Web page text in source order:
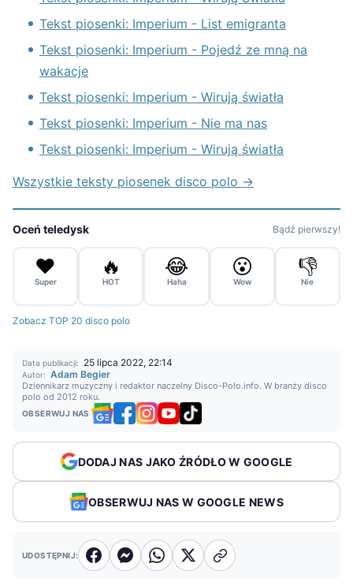
Tekst piosenki: Imperium - List emigranta
Tekst piosenki: Imperium - Pojedź ze mną na
wakacje
Tekst piosenki: Imperium - Wirują światła
Tekst piosenki: Imperium - Nie ma nas
Tekst piosenki: Imperium - Wirują światła
Wszystkie teksty piosenek disco polo →
Oceń teledysk Bądź pierwszy!
❤️
Super
🔥
HOT
😂
Haha
😮
Wow
👎
Nie
Zobacz TOP 20 disco polo
Data publikacji: 25 lipca 2022, 22:14
Autor: Adam Begier
Dziennikarz muzyczny i redaktor naczelny Disco-Polo.info. W branży disco
polo od 2012 roku.
OBSERWUJ NAS
DODAJ NAS JAKO ŹRÓDŁO W GOOGLE
OBSERWUJ NAS W GOOGLE NEWS
UDOSTĘPNIJ: